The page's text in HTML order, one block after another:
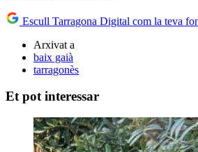
Escull Tarragona Digital com la teva
Arxivat a
baix gaià
tarragonès
Et pot interessar